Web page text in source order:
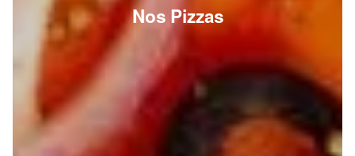
Nos Pizzas